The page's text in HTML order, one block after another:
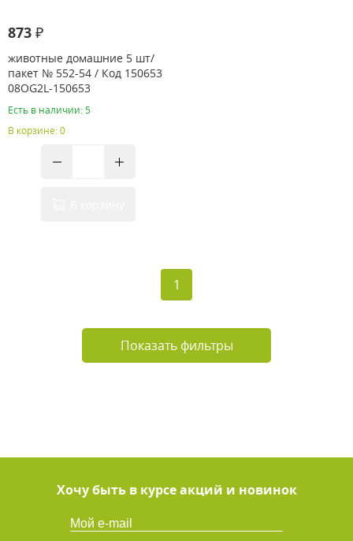
873 ₽
животные домашние 5 шт/
пакет № 552-54 / Код 150653
08OG2L-150653
Есть в наличии: 5
В корзине: 0
1
Показать фильтры
Хочу быть в курсе акций и новинок